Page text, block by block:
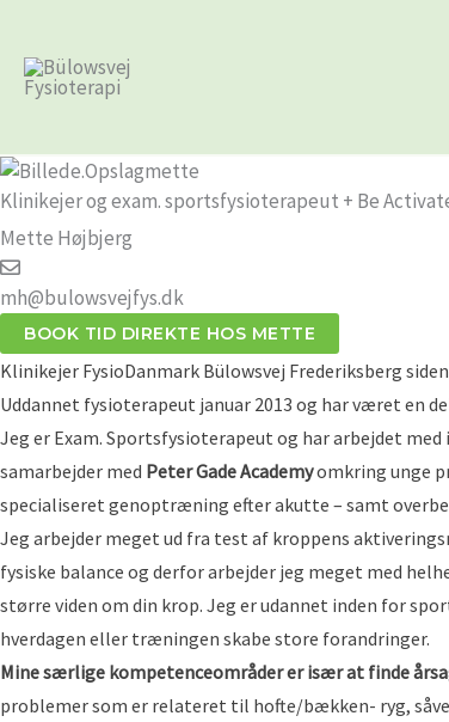
indholdet
Klinikejer og exam. sportsfysioterapeut + Be
Mette Højbjerg
mh@bulowsvejfys.dk
BOOK TID DIREKTE HOS METTE
Klinikejer FysioDanmark Bülowsvej Frederiksberg
Uddannet fysioterapeut januar 2013 og har været en
Jeg er Exam. Sportsfysioterapeut og har arbejdet
samarbejder med Peter Gade Academyomkring unge
specialiseret genoptræning efter akutte – samt
Jeg arbejder meget ud fra test af kroppens
fysiske balance og derfor arbejder jeg meget med
større viden om din krop. Jeg er udannet inden for
hverdagen eller træningen skabe store forandringer.
Mine særlige kompetenceområder er især at finde
problemer som er relateret til hofte/bækken- ryg,